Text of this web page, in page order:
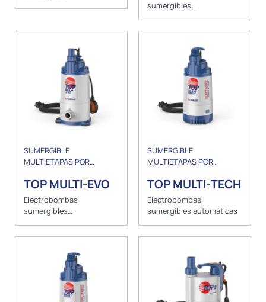
sumergibles
SUMERGIBLE
MULTIETAPAS POR
TOP MULTI-EVO
Electrobombas
sumergibles
SUMERGIBLE
MULTIETAPAS POR
TOP MULTI-TECH
Electrobombas
sumergibles automáticas